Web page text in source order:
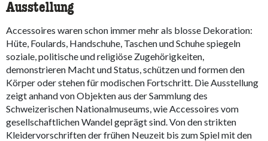
Ausstellung
Accessoires waren schon immer mehr als blosse Dekoration:
Hüte, Foulards, Handschuhe, Taschen und Schuhe spiegeln
soziale, politische und religiöse Zugehörigkeiten,
demonstrieren Macht und Status, schützen und formen den
Körper oder stehen für modischen Fortschritt. Die Ausstellung
zeigt anhand von Objekten aus der Sammlung des
Schweizerischen Nationalmuseums, wie Accessoires vom
gesellschaftlichen Wandel geprägt sind. Von den strikten
Kleidervorschriften der frühen Neuzeit bis zum Spiel mit den